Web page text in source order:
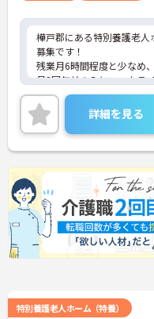
樺戸郡にある特別養護老
募集です！
残業月6時間程度と少なめ
月2回午前のみとワークラ
◎
ご興味ある方には、面接対
お話しいたしますのでお気
詳細を見る
特別養護老人ホーム（特養）